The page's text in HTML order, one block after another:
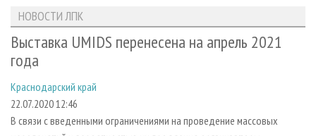
ЛЕСОЗАГОТОВКА
ЛЕСОПИЛЕНИЕ
СУШКА ДРЕВЕСИНЫ
ПРОИЗВОДСТВО ДРЕВЕСНЫХ ПЛИТ
НОВОСТИ ЛПК
НОВОСТИ ЖУРНАЛА
ПРОЕКТЫ ЛПИ
АНАЛИТИКА
ПРЕДПРИЯТИЯ ЛПК
ПЕРСОНЫ
МОБИЛЬНЫЕ ВЫСТАВКИ
АРХИВ ЖУРНАЛОВ
О ЖУРНАЛЕ
ПОДПИСКА
КОНТАКТЫ
РЕКЛАМОДАТЕЛЯМ
РЕКЛАМА
РЕКЛАМА НА САЙТЕ
НОВОСТИ ЛПК
Выставка UMIDS перенесена на апрель 2021
года
Краснодарский край
22.07.2020 12:46
В связи с введенными ограничениями на проведение массовых